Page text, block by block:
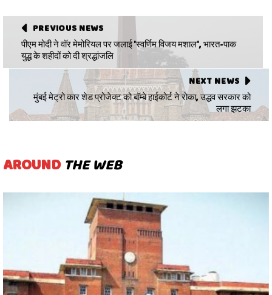
PREVIOUS NEWS
पीएम मोदी ने वॉर मेमोरियल पर जलाई 'स्वर्णिम विजय मशाल', भारत-पाक
युद्ध के शहीदों को दी श्रद्धांजलि
NEXT NEWS
मुंबई मेट्रो कार शेड प्रोजेक्ट को बॉम्बे हाईकोर्ट ने रोका, उद्धव सरकार को
लगा झटका
AROUND THE WEB